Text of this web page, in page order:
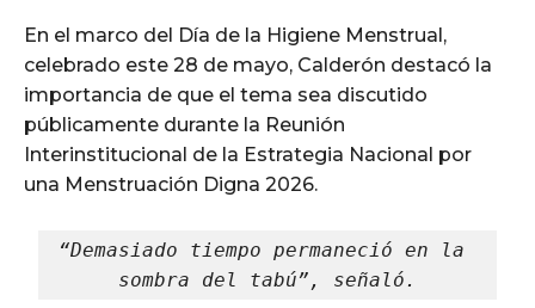
En el marco del Día de la Higiene Menstrual,
celebrado este 28 de mayo, Calderón destacó la
importancia de que el tema sea discutido
públicamente durante la Reunión
Interinstitucional de la Estrategia Nacional por
una Menstruación Digna 2026.
“Demasiado tiempo permaneció en la
sombra del tabú”, señaló.